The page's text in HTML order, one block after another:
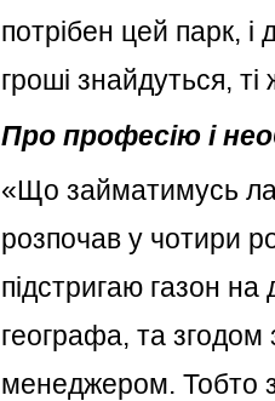
потрібен цей парк,
гроші знайдуться,
Про професію і
«Що займатимусь
розпочав у чотири
підстригаю газон
географа, та
менеджером. Тобто